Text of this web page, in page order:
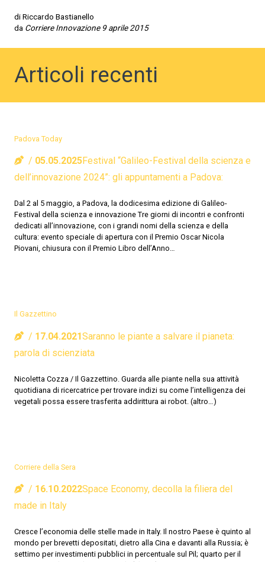
di Riccardo Bastianello
da Corriere Innovazione 9 aprile 2015
Articoli recenti
Padova Today
05.05.2025Festival “Galileo-Festival della scienza e
dell’innovazione 2024”: gli appuntamenti a Padova:
Dal 2 al 5 maggio, a Padova, la dodicesima edizione di Galileo-
Festival della scienza e innovazione Tre giorni di incontri e confronti
dedicati all’innovazione, con i grandi nomi della scienza e della
cultura: evento speciale di apertura con il Premio Oscar Nicola
Piovani, chiusura con il Premio Libro dell’Anno…
Il Gazzettino
17.04.2021Saranno le piante a salvare il pianeta:
parola di scienziata
Nicoletta Cozza / Il Gazzettino. Guarda alle piante nella sua attività
quotidiana di ricercatrice per trovare indizi su come l’intelligenza dei
vegetali possa essere trasferita addirittura ai robot. (altro…)
Corriere della Sera
16.10.2022Space Economy, decolla la filiera del
made in Italy
Cresce l’economia delle stelle made in Italy. Il nostro Paese è quinto al
mondo per brevetti depositati, dietro alla Cina e davanti alla Russia; è
settimo per investimenti pubblici in percentuale sul Pil; quarto per il